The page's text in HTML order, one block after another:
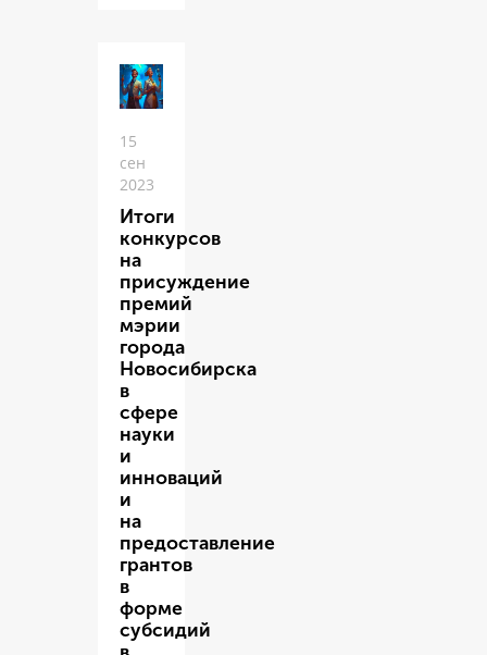
15
сен
2023
Итоги
конкурсов
на
присуждение
премий
мэрии
города
Новосибирска
в
сфере
науки
и
инноваций
и
на
предоставление
грантов
в
форме
субсидий